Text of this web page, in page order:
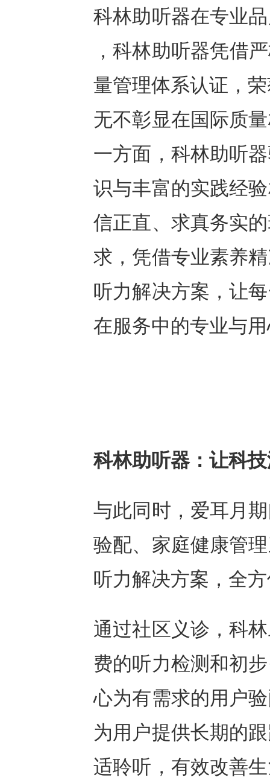
科林助听器在专业
，科林助听器凭借
量管理体系认证，
无不彰显在国际质
一方面，科林助听
识与丰富的实践经
信正直、求真务实
求，凭借专业素养
听力解决方案，让
在服务中的专业与
科林助听器： 让科
与此同时，爱耳月
验配、家庭健康管
听力解决方案，全
通过社区义诊，科
费的听力检测和初
心为有需求的用户
为用户提供长期的
适聆听，有效改善